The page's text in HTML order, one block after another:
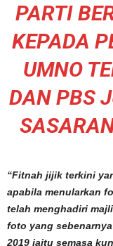
PARTI
KEPADA
UMNO
DAN PBS
“Fitnah jijik terkini
apabila menularkan
telah menghadiri
foto yang
2019 iaitu semasa